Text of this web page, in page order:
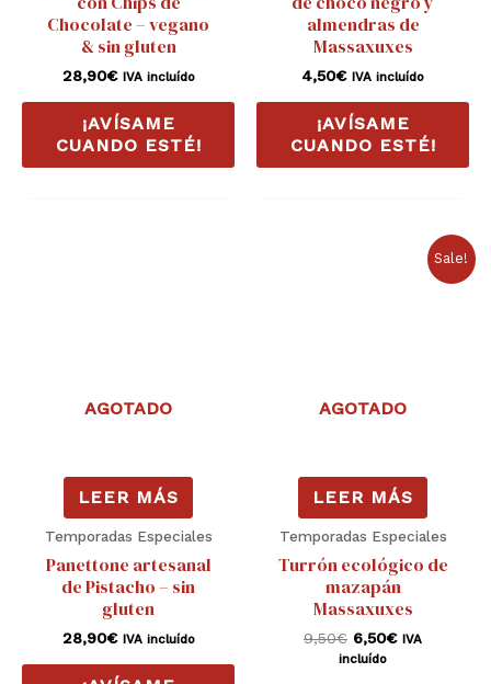
Chocolate – vegano
& sin gluten
28,90€ IVA incluído
¡AVÍSAME
CUANDO ESTÉ!
almendras de
Massaxuxes
4,50€ IVA incluído
¡AVÍSAME
CUANDO ESTÉ!
AGOTADO
LEER MÁS
Temporadas Especiales
Panettone artesanal
de Pistacho – sin
gluten
28,90€ IVA incluído
Sale!
AGOTADO
LEER MÁS
Temporadas Especiales
Turrón ecológico de
mazapán
Massaxuxes
9,50€ 6,50€
precio
IVA
incluído